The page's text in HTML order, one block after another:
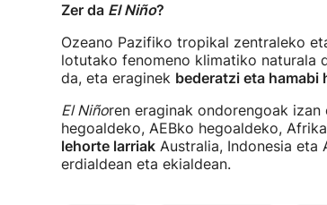
Zer da El Niño?
Ozeano Pazifiko tropikal zentraleko
lotutako fenomeno klimatiko naturala
da, eta eraginek bederatzi eta hamabi
El Niñoren eraginak ondorengoak izan
hegoaldeko, AEBko hegoaldeko,
lehorte larriakAustralia, Indonesia eta
erdialdean eta ekialdean.